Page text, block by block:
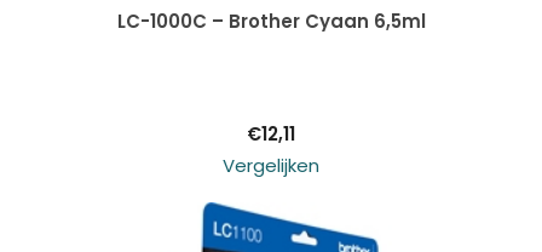
Toevoegen aan
LC-1000C – Brother Cyaan 6,5ml
€12,11
Vergelijken